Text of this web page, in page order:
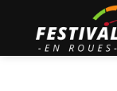
content